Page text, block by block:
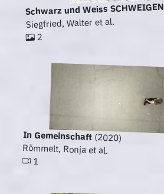
Schwarz und Weiss SCHWEIGEN
Siegfried, Walter et al.
2
In Gemeinschaft(2020)
Römmelt, Ronja et al.
1